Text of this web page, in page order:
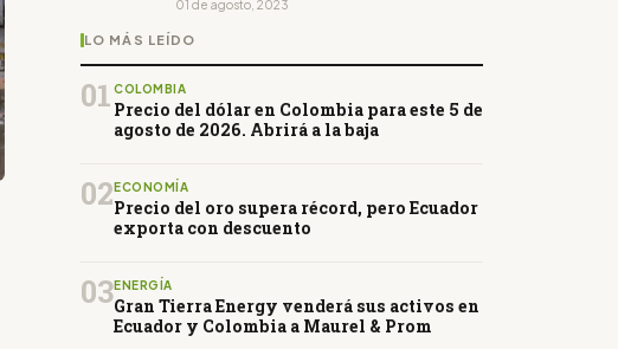
01 de agosto, 2023
LO MÁS LEÍDO
01 COLOMBIA
Precio del dólar en Colombia para este 5 de
agosto de 2026. Abrirá a la baja
02 ECONOMÍA
Precio del oro supera récord, pero Ecuador
exporta con descuento
03ENERGÍA
Gran Tierra Energy venderá sus activos en
Ecuador y Colombia a Maurel & Prom